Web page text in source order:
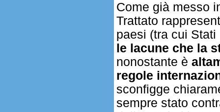
Come già messo
Trattato
paesi (tra cui
le lacune che la
nonostante è
regole
sconfigge
sempre stato